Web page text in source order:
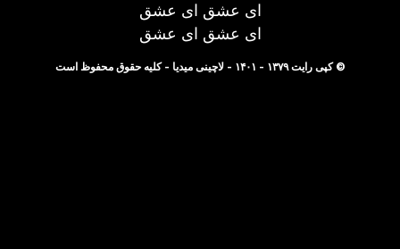
ای عشق ای عشق
ای عشق ای عشق
© کپی رایت ۱۳۷۹ - ۱۴۰۱ - لاچینی میدیا - کلیه حقوق محفوظ است